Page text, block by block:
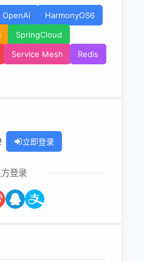
OpenAi
HarmonyOS6
SpringCloud
Service Mesh
Redis
立即登录
登录